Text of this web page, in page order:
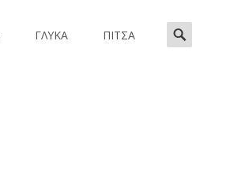
ΓΛΥΚΑ ΠΙΤΣΑ
Search
for: